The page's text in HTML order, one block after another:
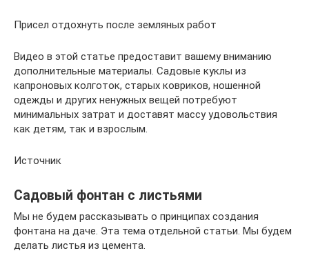
Присел отдохнуть после земляных работ
Видео в этой статье предоставит вашему вниманию
дополнительные материалы. Садовые куклы из
капроновых колготок, старых ковриков, ношенной
одежды и других ненужных вещей потребуют
минимальных затрат и доставят массу удовольствия
как детям, так и взрослым.
Источник
Садовый фонтан с листьями
Мы не будем рассказывать о принципах создания
фонтана на даче. Эта тема отдельной статьи. Мы будем
делать листья из цемента.